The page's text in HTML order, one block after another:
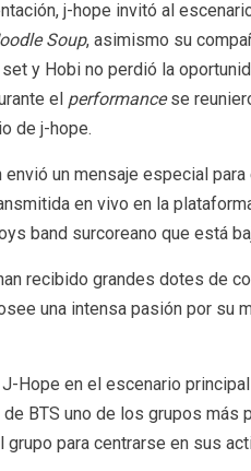
j-hope invitó al
Soup, asimismo su
y Hobi no perdió la
el performancese
de j-hope.
un mensaje especial
en vivo en la
band surcoreano que está
recibido grandes dotes de
una intensa pasión por su
J-Hope en el escenario
BTS uno de los grupos más
grupo para centrarse en sus